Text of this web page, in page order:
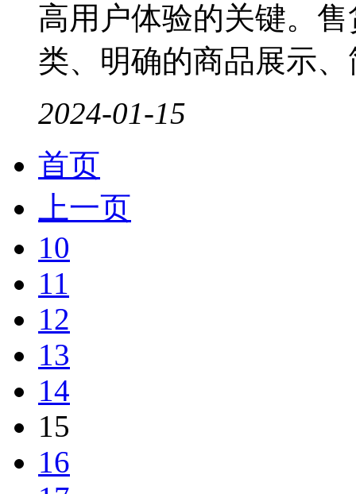
高用户体验的关键。
类、明确的商品展示、
2024-01-15
首页
上一页
10
11
12
13
14
15
16